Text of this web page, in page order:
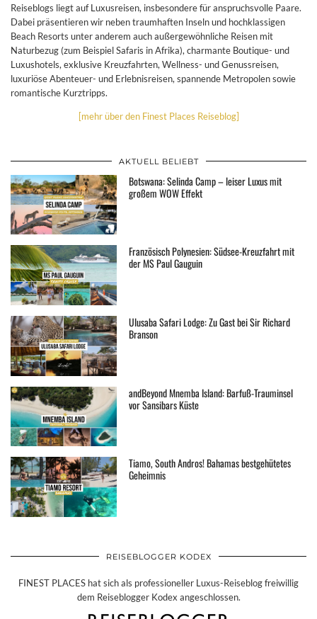
Reiseblogs liegt auf Luxusreisen, insbesondere für anspruchsvolle Paare.
Dabei präsentieren wir neben traumhaften Inseln und hochklassigen
Beach Resorts unter anderem auch außergewöhnliche Reisen mit
Naturbezug (zum Beispiel Safaris in Afrika), charmante Boutique- und
Luxushotels, exklusive Kreuzfahrten, Wellness- und Genussreisen,
luxuriöse Abenteuer- und Erlebnisreisen, spannende Metropolen sowie
romantische Kurztripps.
[mehr über den Finest Places Reiseblog]
AKTUELL BELIEBT
Botswana: Selinda Camp – leiser Luxus mit
großem WOW Effekt
Französisch Polynesien: Südsee-Kreuzfahrt mit
der MS Paul Gauguin
Ulusaba Safari Lodge: Zu Gast bei Sir Richard
Branson
andBeyond Mnemba Island: Barfuß-Trauminsel
vor Sansibars Küste
Tiamo, South Andros! Bahamas bestgehütetes
Geheimnis
REISEBLOGGER KODEX
FINEST PLACES hat sich als professioneller Luxus-Reiseblog freiwillig
dem Reiseblogger Kodex angeschlossen.